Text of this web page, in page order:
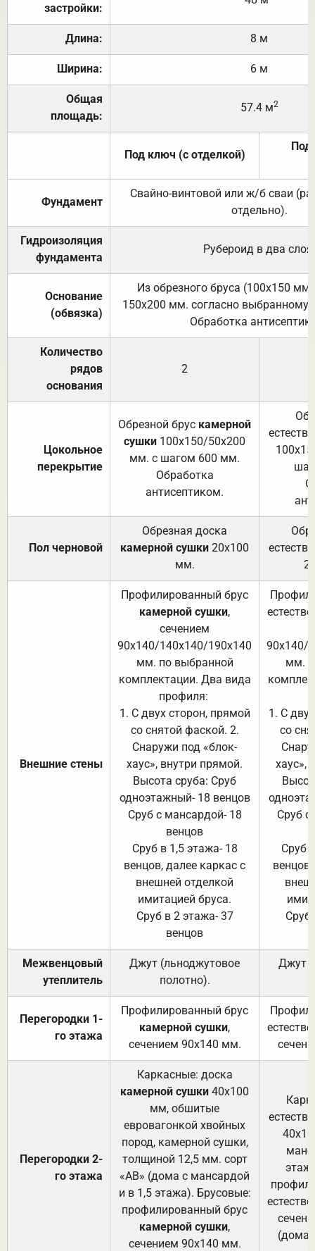
застройки:
Длина: 8 м
Ширина: 6 м
Общая
площадь:
57.4 м2
Под ключ (с отделкой)
Под
Фундамент
Свайно-винтовой или ж/б сваи
отдельно).
Гидроизоляция
фундамента
Рубероид в два слоя.
Основание
(обвязка)
Из обрезного бруса (100х150
150х200 мм. согласно выбранному
Обработка
Количество
рядов
основания
2
Цокольное
перекрытие
Обрезной брус камерной
сушки 100х150/50х200
мм. с шагом 600 мм.
Обработка
антисептиком.
Пол черновой
Обрезная доска
камерной сушки 20х100
мм.
Внешние стены
Профилированный брус
камерной сушки,
сечением
90х140/140х140/190х140
мм. по выбранной
комплектации. Два вида
профиля:
1. С двух сторон, прямой
со снятой фаской. 2.
Снаружи под «блок-
хаус», внутри прямой.
Высота сруба: Сруб
одноэтажный- 18 венцов
Сруб с мансардой- 18
венцов
Сруб в 1,5 этажа- 18
венцов, далее каркас с
внешней отделкой
имитацией бруса.
Сруб в 2 этажа- 37
венцов
90х140/
мм.
1. С
со
хаус»,
Сруб с
Сруб
Сруб
Межвенцовый
утеплитель
Джут (льноджутовое
полотно).
Джут
Перегородки 1-
го этажа
Профилированный брус
камерной сушки,
сечением 90х140 мм.
Перегородки 2-
го этажа
Каркасные: доска
камерной сушки 40х100
мм, обшитые
евровагонкой хвойных
пород, камерной сушки,
толщиной 12,5 мм. сорт
«АВ» (дома с мансардой
и в 1,5 этажа). Брусовые:
профилированный брус
камерной сушки,
сечением 90х140 мм.
(дома